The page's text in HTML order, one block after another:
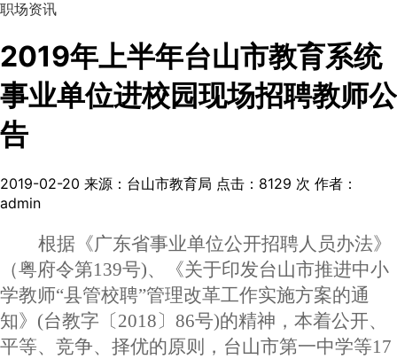
职场资讯
2019年上半年台山市教育系统
事业单位进校园现场招聘教师公
告
2019-02-20 来源：台山市教育局 点击： 8129 次 作者：
admin
根据《广东省事业单位公开招聘人员办法》
（粤府令第139号)、
《关于印发台山市推进中小
学教师“县管校聘”管理改革工作实施方案的通
知》 (台教字 〔2018〕86号)的精神，本着公开、
平等、竞争、择优的原则，台山市第一中学等17